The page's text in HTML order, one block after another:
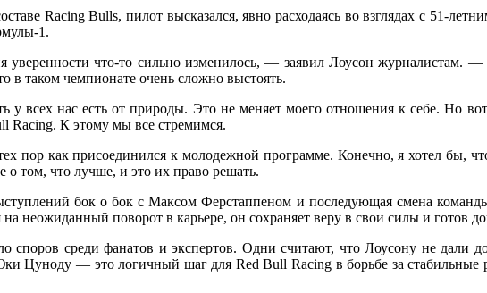
Racing Bulls, пилот высказался, явно расходаясь во взглядах с 51-
1.
что-то сильно изменилось, — заявил Лоусон журналистам. —
в таком чемпионате очень сложно выстоять.
у всех нас есть от природы. Это не меняет моего отношения к себе. Но
Racing. К этому мы все стремимся.
пор как присоединился к молодежной программе. Конечно, я хотел бы,
том, что лучше, и это их право решать.
бок о бок с Максом Ферстаппеном и последующая смена
на неожиданный поворот в карьере, он сохраняет веру в свои силы и готов
споров среди фанатов и экспертов. Одни считают, что Лоусону не дали
Цуноду — это логичный шаг для Red Bull Racing в борьбе за